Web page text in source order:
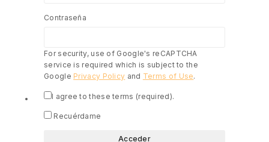
Añadir al carrito
Contraseña
For security, use of Google's reCAPTCHA
service is required which is subject to the
Google Privacy Policy and Terms of Use.
I agree to these terms (required).
Recuérdame